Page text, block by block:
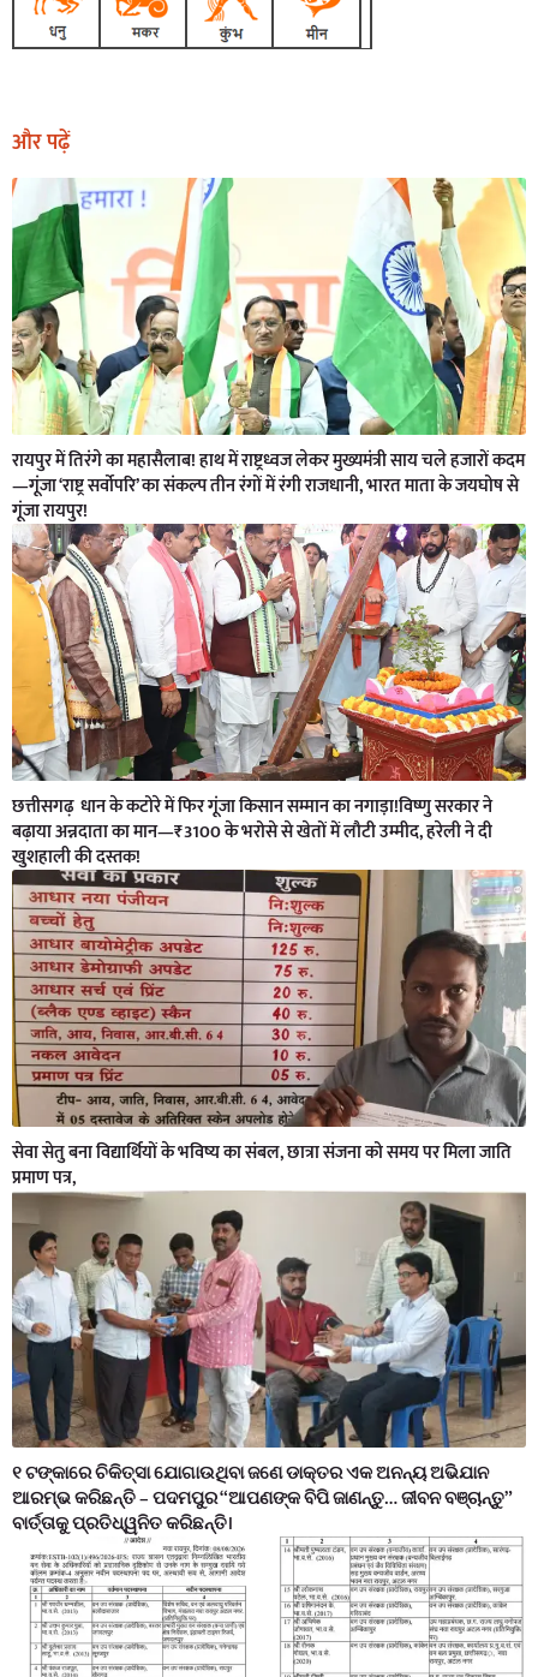
और पढ़ें
रायपुर में तिरंगे का महासैलाब! हाथ में राष्ट्रध्वज लेकर मुख्यमंत्री साय चले हजारों कदम
—गूंजा ‘राष्ट्र सर्वोपरि’ का संकल्प तीन रंगों में रंगी राजधानी, भारत माता के जयघोष से
गूंजा रायपुर!
छत्तीसगढ़ धान के कटोरे में फिर गूंजा किसान सम्मान का नगाड़ा!विष्णु सरकार ने
बढ़ाया अन्नदाता का मान—₹3100 के भरोसे से खेतों में लौटी उम्मीद, हरेली ने दी
खुशहाली की दस्तक!
सेवा सेतु बना विद्यार्थियों के भविष्य का संबल, छात्रा संजना को समय पर मिला जाति
प्रमाण पत्र,
୧ ଟଙ୍କାରେ ଚିକିତ୍ସା ଯୋଗାଉଥିବା ଜଣେ ଡାକ୍ତର ଏକ ଅନନ୍ୟ ଅଭିଯାନ
ଆରମ୍ଭ କରିଛନ୍ତି – ପଦମପୁର “ଆପଣଙ୍କ ବିପି ଜାଣନ୍ତୁ… ଜୀବନ ବଞ୍ଚାନ୍ତୁ”
ବାର୍ତ୍ତାକୁ ପ୍ରତିଧ୍ୱନିତ କରିଛନ୍ତି।